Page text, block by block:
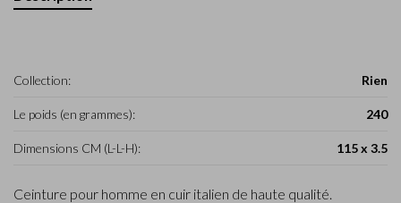
Collection: Rien
Le poids (en grammes): 240
Dimensions CM (L-L-H): 115 x 3.5
Ceinture pour homme en cuir italien de haute qualité.